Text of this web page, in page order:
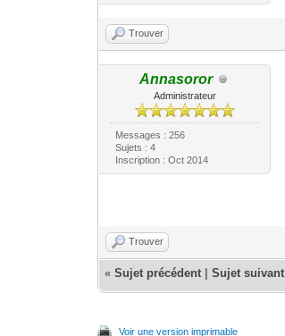
Trouver
Annasoror
Administrateur
Messages : 256
Sujets : 4
Inscription : Oct 2014
Trouver
«Sujet précédent |Sujet suivant
Voir une version imprimable